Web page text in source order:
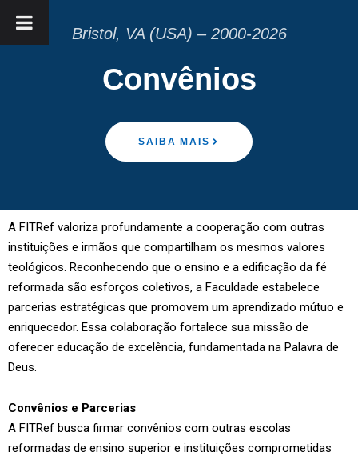
Bristol, VA (USA) – 2000-2026
Convênios
SAIBA MAIS
A FITRef valoriza profundamente a cooperação com outras
instituições e irmãos que compartilham os mesmos valores
teológicos. Reconhecendo que o ensino e a edificação da fé
reformada são esforços coletivos, a Faculdade estabelece
parcerias estratégicas que promovem um aprendizado mútuo e
enriquecedor. Essa colaboração fortalece sua missão de
oferecer educação de excelência, fundamentada na Palavra de
Deus.
Convênios e Parcerias
A FITRef busca firmar convênios com outras escolas
reformadas de ensino superior e instituições comprometidas